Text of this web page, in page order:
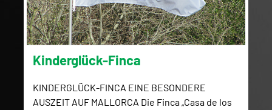
Kinderglück-Finca
KINDERGLÜCK-FINCA EINE BESONDERE
AUSZEIT AUF MALLORCA Die Finca „Casa de los